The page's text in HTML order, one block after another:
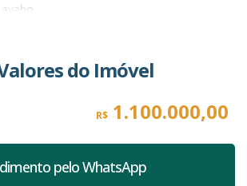
do Imóvel
R$ 1.100.000,00
peloWhatsApp